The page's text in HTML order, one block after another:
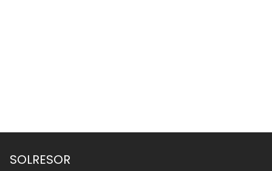
SOLRESOR